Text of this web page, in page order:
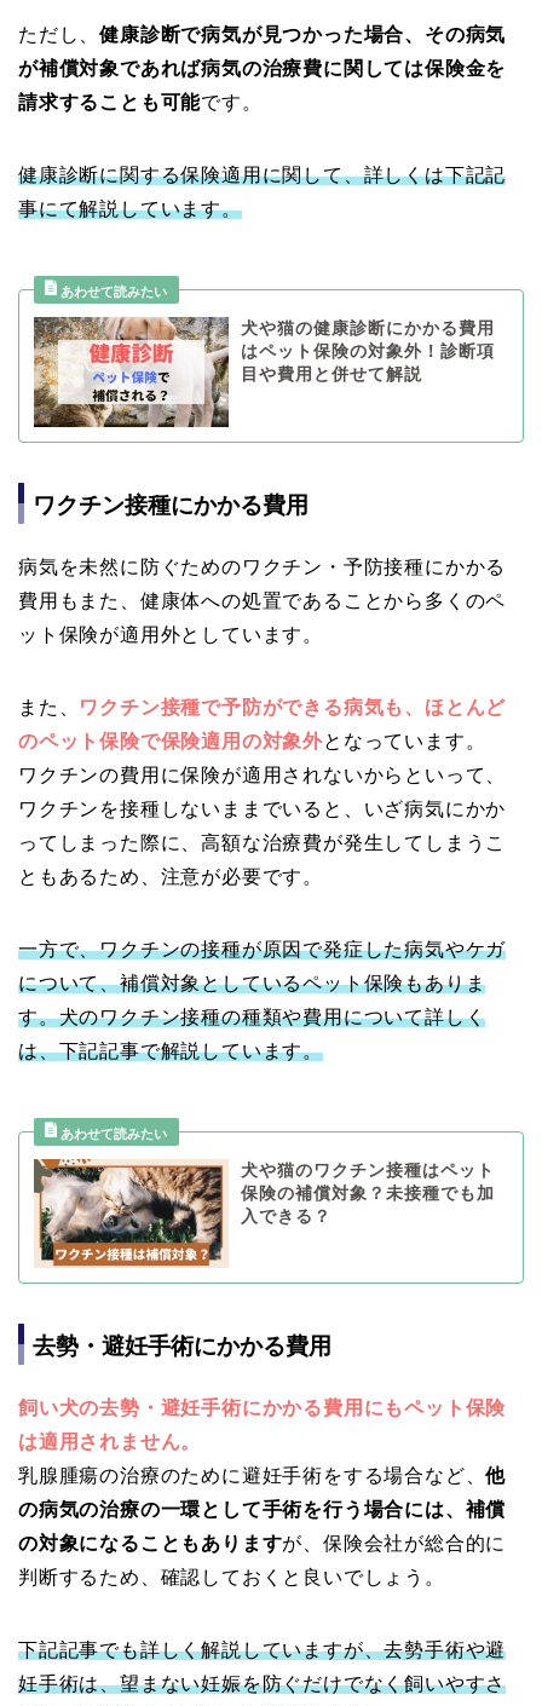
ただし、健康診断で病気が見つかった場合、その病気
が補償対象であれば病気の治療費に関しては保険金を
請求することも可能です。
健康診断に関する保険適用に関して、詳しくは下記記
事にて解説しています。
犬や猫の健康診断にかかる費用
はペット保険の対象外！診断項
目や費用と併せて解説
ワクチン接種にかかる費用
病気を未然に防ぐためのワクチン・予防接種にかかる
費用もまた、健康体への処置であることから多くのペ
ット保険が適用外としています。
また、 ワクチン接種で予防ができる病気も、ほとんど
のペット保険で保険適用の対象外となっています。
ワクチンの費用に保険が適用されないからといって、
ワクチンを接種しないままでいると、いざ病気にかか
ってしまった際に、高額な治療費が発生してしまうこ
ともあるため、注意が必要です。
一方で、ワクチンの接種が原因で発症した病気やケガ
について、補償対象としているペット保険もありま
す。犬のワクチン接種の種類や費用について詳しく
は、下記記事で解説しています。
犬や猫のワクチン接種はペット
保険の補償対象？未接種でも加
入できる？
去勢・避妊手術にかかる費用
飼い犬の去勢・避妊手術にかかる費用にもペット保険
は適用されません。
乳腺腫瘍の治療のために避妊手術をする場合など、他
の病気の治療の一環として手術を行う場合には、補償
の対象になることもありますが、保険会社が総合的に
判断するため、確認しておくと良いでしょう。
下記記事でも詳しく解説していますが、去勢手術や避
妊手術は、望まない妊娠を防ぐだけでなく飼いやすさ